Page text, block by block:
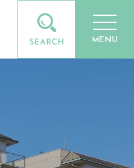
MENU